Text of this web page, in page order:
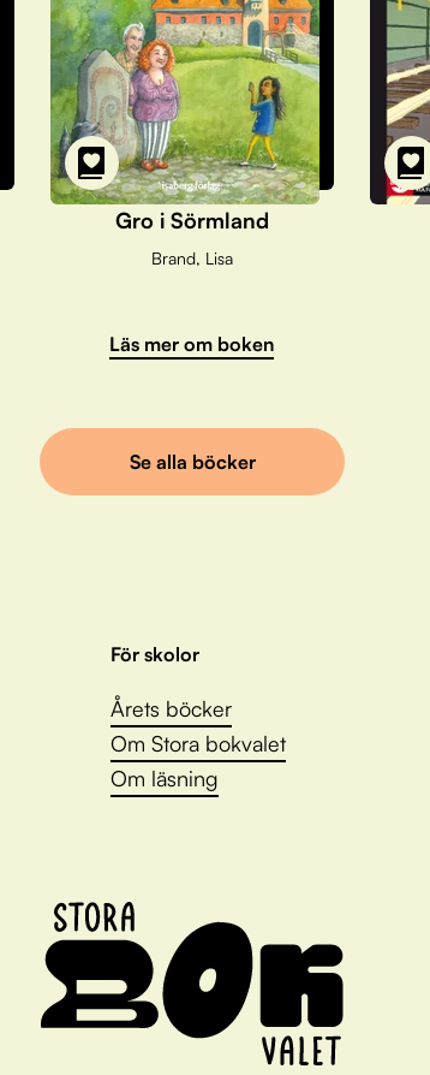
Gro i Sörmland
Brand, Lisa
Läs mer om boken
Se alla böcker
För skolor
Årets böcker
Om Stora bokvalet
Om läsning